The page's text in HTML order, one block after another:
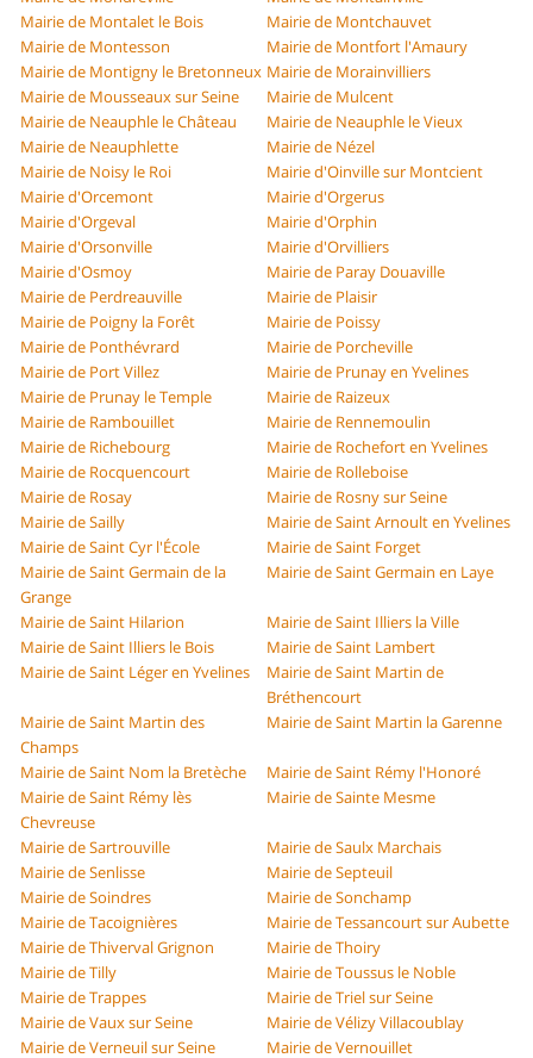
Mairie de Montalet le Bois
Mairie de Montchauvet
Mairie de Montesson
Mairie de Montfort l'Amaury
Mairie de Montigny le Bretonneux Mairie de Morainvilliers
Mairie de Mousseaux sur Seine
Mairie de Mulcent
Mairie de Neauphle le Château
Mairie de Neauphle le Vieux
Mairie de Neauphlette
Mairie de Nézel
Mairie de Noisy le Roi
Mairie d'Oinville sur Montcient
Mairie d'Orcemont
Mairie d'Orgerus
Mairie d'Orgeval
Mairie d'Orphin
Mairie d'Orsonville
Mairie d'Orvilliers
Mairie d'Osmoy
Mairie de Paray Douaville
Mairie de Perdreauville
Mairie de Plaisir
Mairie de Poigny la Forêt
Mairie de Poissy
Mairie de Ponthévrard
Mairie de Porcheville
Mairie de Port Villez
Mairie de Prunay en Yvelines
Mairie de Prunay le Temple
Mairie de Raizeux
Mairie de Rambouillet
Mairie de Rennemoulin
Mairie de Richebourg
Mairie de Rochefort en Yvelines
Mairie de Rocquencourt
Mairie de Rolleboise
Mairie de Rosay
Mairie de Rosny sur Seine
Mairie de Sailly
Mairie de Saint Arnoult en Yvelines
Mairie de Saint Cyr l'École
Mairie de Saint Forget
Mairie de Saint Germain de la
Grange
Mairie de Saint Germain en Laye
Mairie de Saint Hilarion
Mairie de Saint Illiers la Ville
Mairie de Saint Illiers le Bois
Mairie de Saint Lambert
Mairie de Saint Léger en Yvelines
Mairie de Saint Martin de
Bréthencourt
Mairie de Saint Martin des
Champs
Mairie de Saint Martin la Garenne
Mairie de Saint Nom la Bretèche
Mairie de Saint Rémy l'Honoré
Mairie de Saint Rémy lès
Chevreuse
Mairie de Sainte Mesme
Mairie de Sartrouville
Mairie de Saulx Marchais
Mairie de Senlisse
Mairie de Septeuil
Mairie de Soindres
Mairie de Sonchamp
Mairie de Tacoignières
Mairie de Tessancourt sur Aubette
Mairie de Thiverval Grignon
Mairie de Thoiry
Mairie de Tilly
Mairie de Toussus le Noble
Mairie de Trappes
Mairie de Triel sur Seine
Mairie de Vaux sur Seine
Mairie de Vélizy Villacoublay
Mairie de Verneuil sur Seine
Mairie de Vernouillet